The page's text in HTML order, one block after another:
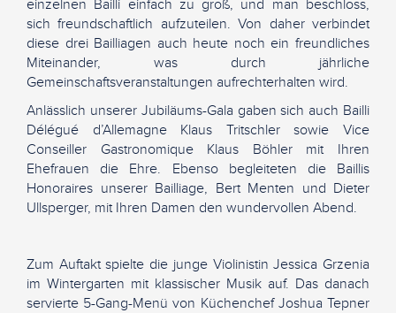
einzelnen Bailli einfach zu groß, und man beschloss,
sich freundschaftlich aufzuteilen. Von daher verbindet
diese drei Bailliagen auch heute noch ein freundliches
Miteinander, was durch jährliche
Gemeinschaftsveranstaltungen aufrechterhalten wird.
Anlässlich unserer Jubiläums-Gala gaben sich auch Bailli
Délégué d’Allemagne Klaus Tritschler sowie Vice
Conseiller Gastronomique Klaus Böhler mit Ihren
Ehefrauen die Ehre. Ebenso begleiteten die Baillis
Honoraires unserer Bailliage, Bert Menten und Dieter
Ullsperger, mit Ihren Damen den wundervollen Abend.
Zum Auftakt spielte die junge Violinistin Jessica Grzenia
im Wintergarten mit klassischer Musik auf. Das danach
servierte 5-Gang-Menü von Küchenchef Joshua Tepner